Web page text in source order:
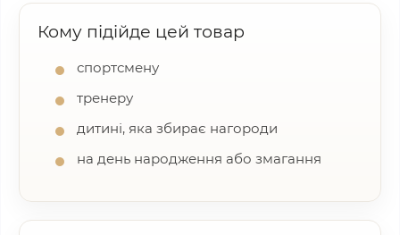
Кому підійде цей товар
спортсмену
тренеру
дитині, яка збирає нагороди
на день народження або змагання